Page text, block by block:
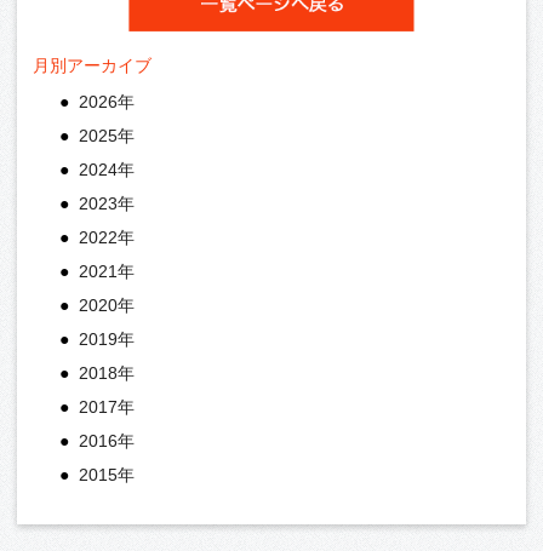
月別アーカイブ
2026年
2025年
2024年
2023年
2022年
2021年
2020年
2019年
2018年
2017年
2016年
2015年